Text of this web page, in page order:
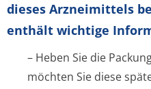
dieses Arzneimittels
enthält wichtige
– Heben Sie die
möchten Sie diese